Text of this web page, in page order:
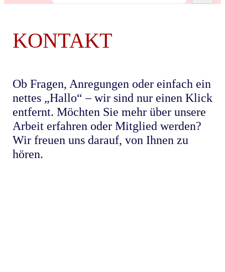
e
r
c
KONTAKT
Ob Fragen, Anregungen oder einfach ein
nettes „Hallo“ – wir sind nur einen Klick
entfernt. Möchten Sie mehr über unsere
Arbeit erfahren oder Mitglied werden?
Wir freuen uns darauf, von Ihnen zu
hören.